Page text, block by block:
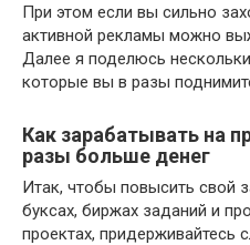
При этом если вы сильно
активной рекламы можно
Далее я поделюсь
которые вы в разы
Как зарабатывать на
разы больше денег
Итак, чтобы повысить свой
буксах, биржах заданий и
проектах, придерживайтесь